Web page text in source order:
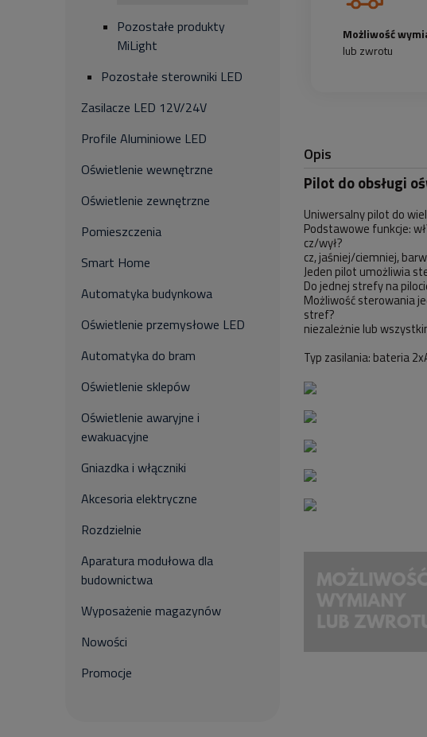
Pozostałe produkty
MiLight
Pozostałe sterowniki LED
Zasilacze LED 12V/24V
Profile Aluminiowe LED
Oświetlenie wewnętrzne
Oświetlenie zewnętrzne
Pomieszczenia
Smart Home
Automatyka budynkowa
Oświetlenie przemysłowe LED
Automatyka do bram
Oświetlenie sklepów
Oświetlenie awaryjne i
ewakuacyjne
Gniazdka i włączniki
Akcesoria elektryczne
Rozdzielnie
Aparatura modułowa dla
budownictwa
Wyposażenie magazynów
Nowości
Promocje
Możliwość
lub zwrotu
Opis
Pilot do obsługi
Uniwersalny pilot do
Podstawowe funkcje:
cz/wył?
cz, jaśniej/ciemniej,
Jeden pilot umożliwia
Do jednej strefy na
Możliwość sterowania
stref?
niezależnie lub
Typ zasilania: bateria